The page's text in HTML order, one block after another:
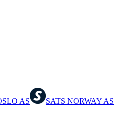
AS SATS NORWAY AS